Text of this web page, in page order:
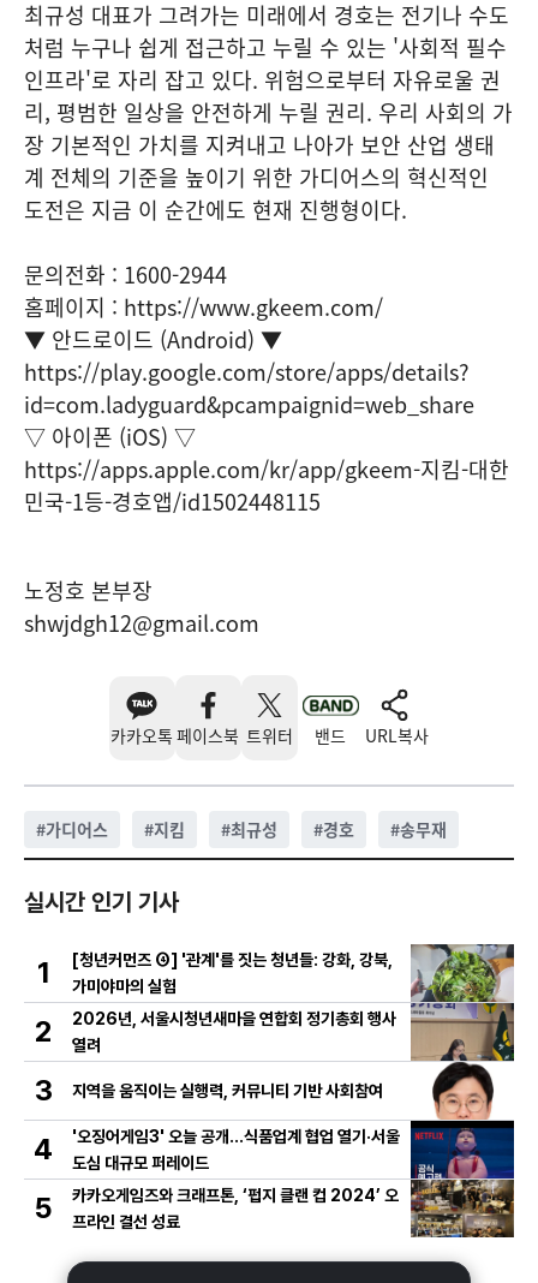
최규성 대표가 그려가는 미래에서 경호는 전기나 수도
처럼 누구나 쉽게 접근하고 누릴 수 있는 '사회적 필수
인프라'로 자리 잡고 있다. 위험으로부터 자유로울 권
리, 평범한 일상을 안전하게 누릴 권리. 우리 사회의 가
장 기본적인 가치를 지켜내고 나아가 보안 산업 생태
계 전체의 기준을 높이기 위한 가디어스의 혁신적인
도전은 지금 이 순간에도 현재 진행형이다.
문의전화 : 1600-2944
홈페이지 : https://www.gkeem.com/
▼ 안드로이드 (Android) ▼
https://play.google.com/store/apps/details?
id=com.ladyguard&pcampaignid=web_share
▽ 아이폰 (iOS) ▽
https://apps.apple.com/kr/app/gkeem-지킴-대한
민국-1등-경호앱/id1502448115
노정호 본부장
shwjdgh12@gmail.com
카카오톡 페이스북 트위터 밴드 URL복사
#가디어스 #지킴 #최규성 #경호 #송무재
실시간 인기 기사
1
[청년커먼즈 ④] '관계'를 짓는 청년들: 강화, 강북,
가미야마의 실험
2
2026년, 서울시청년새마을 연합회 정기총회 행사
열려
3 지역을 움직이는 실행력, 커뮤니티 기반 사회참여
4
'오징어게임3' 오늘 공개…식품업계 협업 열기·서울
도심 대규모 퍼레이드
5
카카오게임즈와 크래프톤, ‘펍지 클랜 컵 2024’ 오
프라인 결선 성료